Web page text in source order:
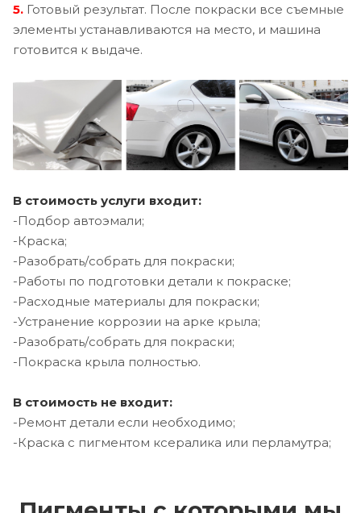
5. Готовый результат. После покраски все съемные
элементы устанавливаются на место, и машина
готовится к выдаче.
В стоимость услуги входит:
-Подбор автоэмали;
-Краска;
-Разобрать/собрать для покраски;
-Работы по подготовки детали к покраске;
-Расходные материалы для покраски;
-Устранение коррозии на арке крыла;
-Разобрать/собрать для покраски;
-Покраска крыла полностью.
В стоимость не входит:
-Ремонт детали если необходимо;
-Краска с пигментом ксералика или перламутра;